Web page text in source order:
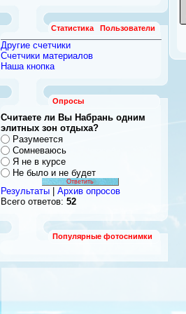
Статистика Пользователи
Другие счетчики
Счетчики материалов
Наша кнопка
Опросы
Считаете ли Вы Набрань одним
элитных зон отдыха?
Разумеется
Сомневаюсь
Я не в курсе
Не было и не будет
Результаты
Архив опросов
Всего ответов: 52
Популярные фотоснимки